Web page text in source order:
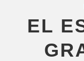
EL